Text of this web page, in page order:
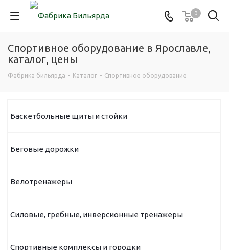
0
Спортивное оборудование в Ярославле,
каталог, цены
Фабрика бильярда - Каталог - Спортивное оборудование
Баскетбольные щиты и стойки
Беговые дорожки
Велотренажеры
Силовые, гребные, инверсионные тренажеры
Спортивные комплексы и городки